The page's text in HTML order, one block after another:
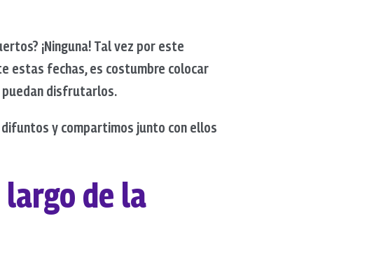
¡Ninguna! Tal vez por este
estas fechas, es costumbre colocar
disfrutarlos.
y compartimos junto con ellos
de la